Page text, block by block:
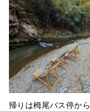
帰りは栂尾バス停から